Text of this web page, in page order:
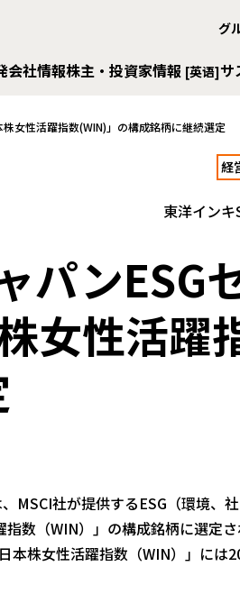
グ
会社情報株主・投資家情報 [英语]サ
女性活躍指数(WIN)」の構成銘柄に継続選定
経
東洋イン
パンESG
女性活躍
社が提供するESG（環境、
数（WIN）」の構成銘柄に選定さ
本株女性活躍指数（WIN）」には